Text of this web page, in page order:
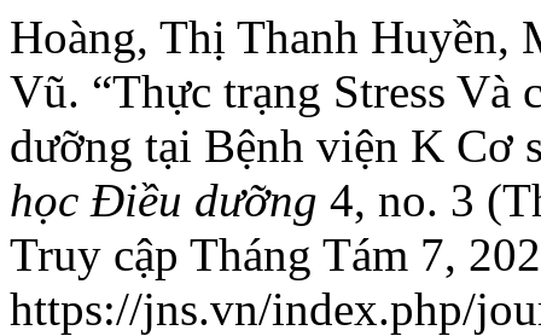
Hoàng, Thị Thanh
Vũ. “Thực trạng Stress Và
dưỡng tại Bệnh viện K Cơ
học Điều dưỡng 4, no. 3
Truy cập Tháng Tám 7,
https://jns.vn/index.php/